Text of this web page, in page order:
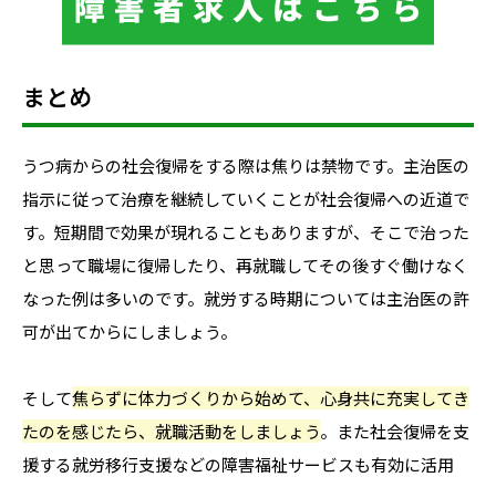
まとめ
うつ病からの社会復帰をする際は焦りは禁物です。主治医の
指示に従って治療を継続していくことが社会復帰への近道で
す。短期間で効果が現れることもありますが、そこで治った
と思って職場に復帰したり、再就職してその後すぐ働けなく
なった例は多いのです。就労する時期については主治医の許
可が出てからにしましょう。
そして焦らずに体力づくりから始めて、心身共に充実してき
たのを感じたら、就職活動をしましょう。また社会復帰を支
援する就労移行支援などの障害福祉サービスも有効に活用